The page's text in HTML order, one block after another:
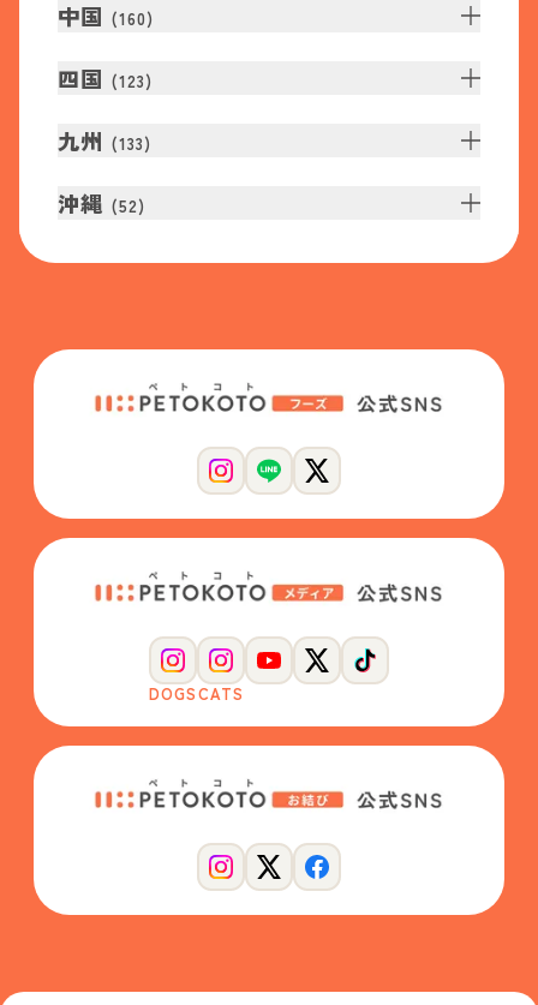
中国 (160)
四国 (123)
九州 (133)
沖縄 (52)
DOGSCATS